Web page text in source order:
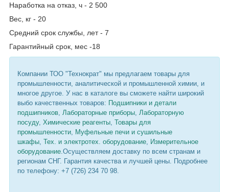
Наработка на отказ, ч - 2 500
Вес, кг - 20
Средний срок службы, лет - 7
Гарантийный срок, мес -18
Компании ТОО "Технократ" мы предлагаем товары для
промышленности, аналитической и промышленной химии, и
многое другое. У нас в каталоге вы сможете найти широкий
выбо качественных товаров: Подшипники и детали
подшипников Лабораторные приборы Лабораторную
посуду, Химические реагенты Товары для
промышленности
Муфельные печи и сушильные
шкафы Тех. и электротех. оборудование
Измерительное
оборудование .Осуществляем доставку по всем странам и
регионам СНГ. Гарантия качества и лучшей цены. Подробнее
по телефону: +7 (726) 234 70 98.